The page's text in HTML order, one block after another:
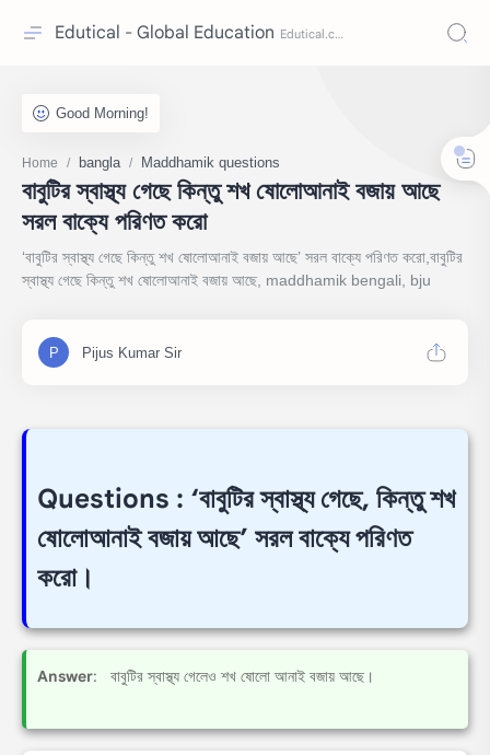
Edutical - Global Education
Home bangla Maddhamik questions
বাবুটির স্বাস্থ্য গেছে কিন্তু শখ ষোলোআনাই বজায় আছে
সরল বাক্যে পরিণত করো
‘বাবুটির স্বাস্থ্য গেছে কিন্তু শখ ষোলোআনাই বজায় আছে’ সরল বাক্যে পরিণত করো,বাবুটির
স্বাস্থ্য গেছে কিন্তু শখ ষোলোআনাই বজায় আছে, maddhamik bengali, bju
Questions : ‘বাবুটির স্বাস্থ্য গেছে, কিন্তু শখ
ষোলোআনাই বজায় আছে’ সরল বাক্যে পরিণত
করো।
Answer: বাবুটির স্বাস্থ্য গেলেও শখ ষোলো আনাই বজায় আছে।